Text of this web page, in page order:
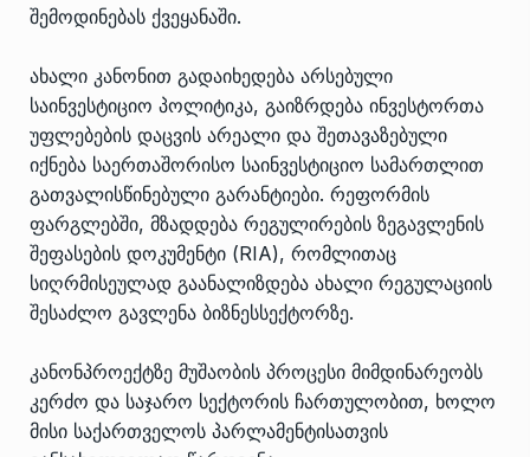
შემოდინებას ქვეყანაში.
ახალი კანონით გადაიხედება არსებული
საინვესტიციო პოლიტიკა, გაიზრდება ინვესტორთა
უფლებების დაცვის არეალი და შეთავაზებული
იქნება საერთაშორისო საინვესტიციო სამართლით
გათვალისწინებული გარანტიები. რეფორმის
ფარგლებში, მზადდება რეგულირების ზეგავლენის
შეფასების დოკუმენტი (RIA), რომლითაც
სიღრმისეულად გაანალიზდება ახალი რეგულაციის
შესაძლო გავლენა ბიზნესსექტორზე.
კანონპროექტზე მუშაობის პროცესი მიმდინარეობს
კერძო და საჯარო სექტორის ჩართულობით, ხოლო
მისი საქართველოს პარლამენტისათვის